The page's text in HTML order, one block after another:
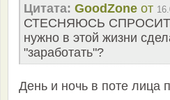
Цитата: GoodZone от
СТЕСНЯЮСЬ
нужно в этой жизни
"заработать"?
День и ночь в поте лица